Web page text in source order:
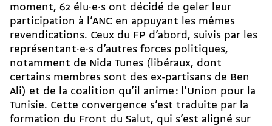
moment, 62 élu·e·s ont décidé de geler leur
participation à l’ANC en appuyant les mêmes
revendications. Ceux du FP d’abord, suivis par les
re­pré­sen­tant·e·s d’autres forces politiques,
notamment de Nida Tunes (libéraux, dont
certains membres sont des ex-­partisans de Ben
Ali) et de la coalition qu’il anime : l’Union pour la
Tunisie. Cette convergence s’est traduite par la
formation du Front du Salut, qui s’est aligné sur